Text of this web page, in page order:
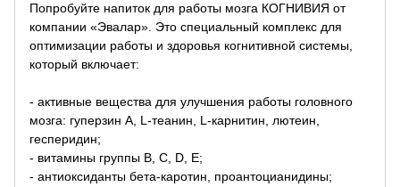
Попробуйте напиток для работы мозга КОГНИВИЯ от
компании «Эвалар». Это специальный комплекс для
оптимизации работы и здоровья когнитивной системы,
который включает:
- активные вещества для улучшения работы головного
мозга: гуперзин А, L-теанин, L-карнитин, лютеин,
гесперидин;
- витамины группы В, С, D, E;
- антиоксиданты бета-каротин, проантоцианидины;